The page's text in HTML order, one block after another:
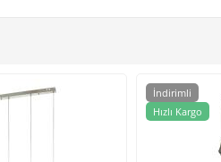
İndirimli
Hızlı Kargo